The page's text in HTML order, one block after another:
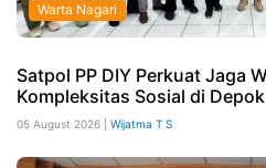
Warta Nagari
Satpol PP DIY Perkuat Jaga
Kompleksitas Sosial di Depok
05 August 2026 | Wijatma T S